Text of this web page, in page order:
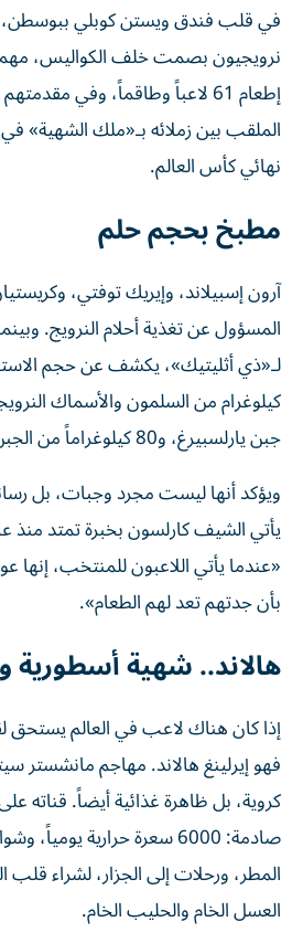
في قلب فندق ويستن كوبلي ببوسطن،
نرويجيون بصمت خلف الكواليس،
إطعام 61 لاعباً وطاقماً، وفي
الملقب بين زملائه بـ«ملك الشهية»
نهائي كأس العالم.
مطبخ بحجم حلم
آرون إسبيلاند، وإيريك توفتي،
المسؤول عن تغذية أحلام النرويج.
جبن يارلسبيرغ، و80 كيلوغراماً من الجبن البني».
ويؤكد أنها ليست مجرد وجبات، بل
«عندما يأتي اللاعبون للمنتخب، إنها
بأن جدتهم تعد لهم الطعام».
هالاند.. شهية
إذا كان هناك لاعب في العالم
فهو إيرلينغ هالاند. مهاجم مانشستر
كروية، بل ظاهرة غذائية أيضاً. قناته
صادمة: 6000 سعرة حرارية
المطر، ورحلات إلى الجزار، لشراء قلب
العسل الخام والحليب الخام.